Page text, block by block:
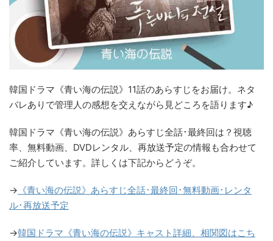
韓国ドラマ《青い海の伝説》11話のあらすじをお届け。ネタ
バレありで管理人の感想を交えながら見どころを語ります♪
韓国ドラマ《青い海の伝説》あらすじ全話･最終回は？視聴
率、無料動画、DVDレンタル、再放送予定の情報も合わせて
ご紹介しています。詳しくは下記からどうぞ。
→ 《青い海の伝説》あらすじ全話･最終回 ･無料動画･レンタ
ル･再放送予定
→韓国ドラマ《青い海の伝説》キャスト詳細、相関図はこち